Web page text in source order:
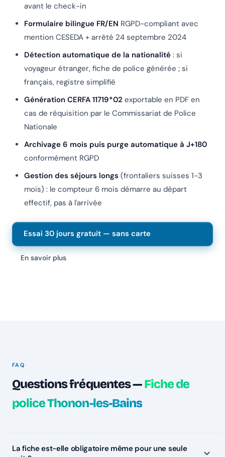
avant le check-in
Formulaire bilingue FR/EN RGPD-compliant avec
mention CESEDA + arrêté 24 septembre 2024
Détection automatique de la nationalité : si
voyageur étranger, fiche de police générée ; si
français, registre simplifié
Génération CERFA 11719*02 exportable en PDF en
cas de réquisition par le Commissariat de Police
Nationale
Archivage 6 mois puis purge automatique à J+180
conformément RGPD
Gestion des séjours longs (frontaliers suisses 1-3
mois) : le compteur 6 mois démarre au départ
effectif, pas à l'arrivée
Essai 30 jours gratuit — sans carte
En savoir plus
FAQ
Questions fréquentes —Fiche de
police Thonon-les-Bains
La fiche est-elle obligatoire même pour une seule